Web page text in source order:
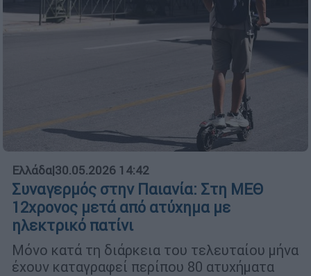
Ελλάδα|30.05.2026 14:42
Συναγερμός στην Παιανία: Στη ΜΕΘ
12χρονος μετά από ατύχημα με
ηλεκτρικό πατίνι
Μόνο κατά τη διάρκεια του τελευταίου μήνα
έχουν καταγραφεί περίπου 80 ατυχήματα